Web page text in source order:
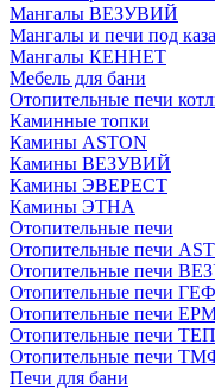
Мангалы ВЕЗУВИЙ
Мангалы и печи под
Мангалы КЕННЕТ
Мебель для бани
Отопительные печи
Каминные топки
Камины ASTON
Камины ВЕЗУВИЙ
Камины ЭВЕРЕСТ
Камины ЭТНА
Отопительные печи
Отопительные печи
Отопительные печи
Отопительные печи
Отопительные печи
Отопительные печи
Отопительные печи
Печи для бани